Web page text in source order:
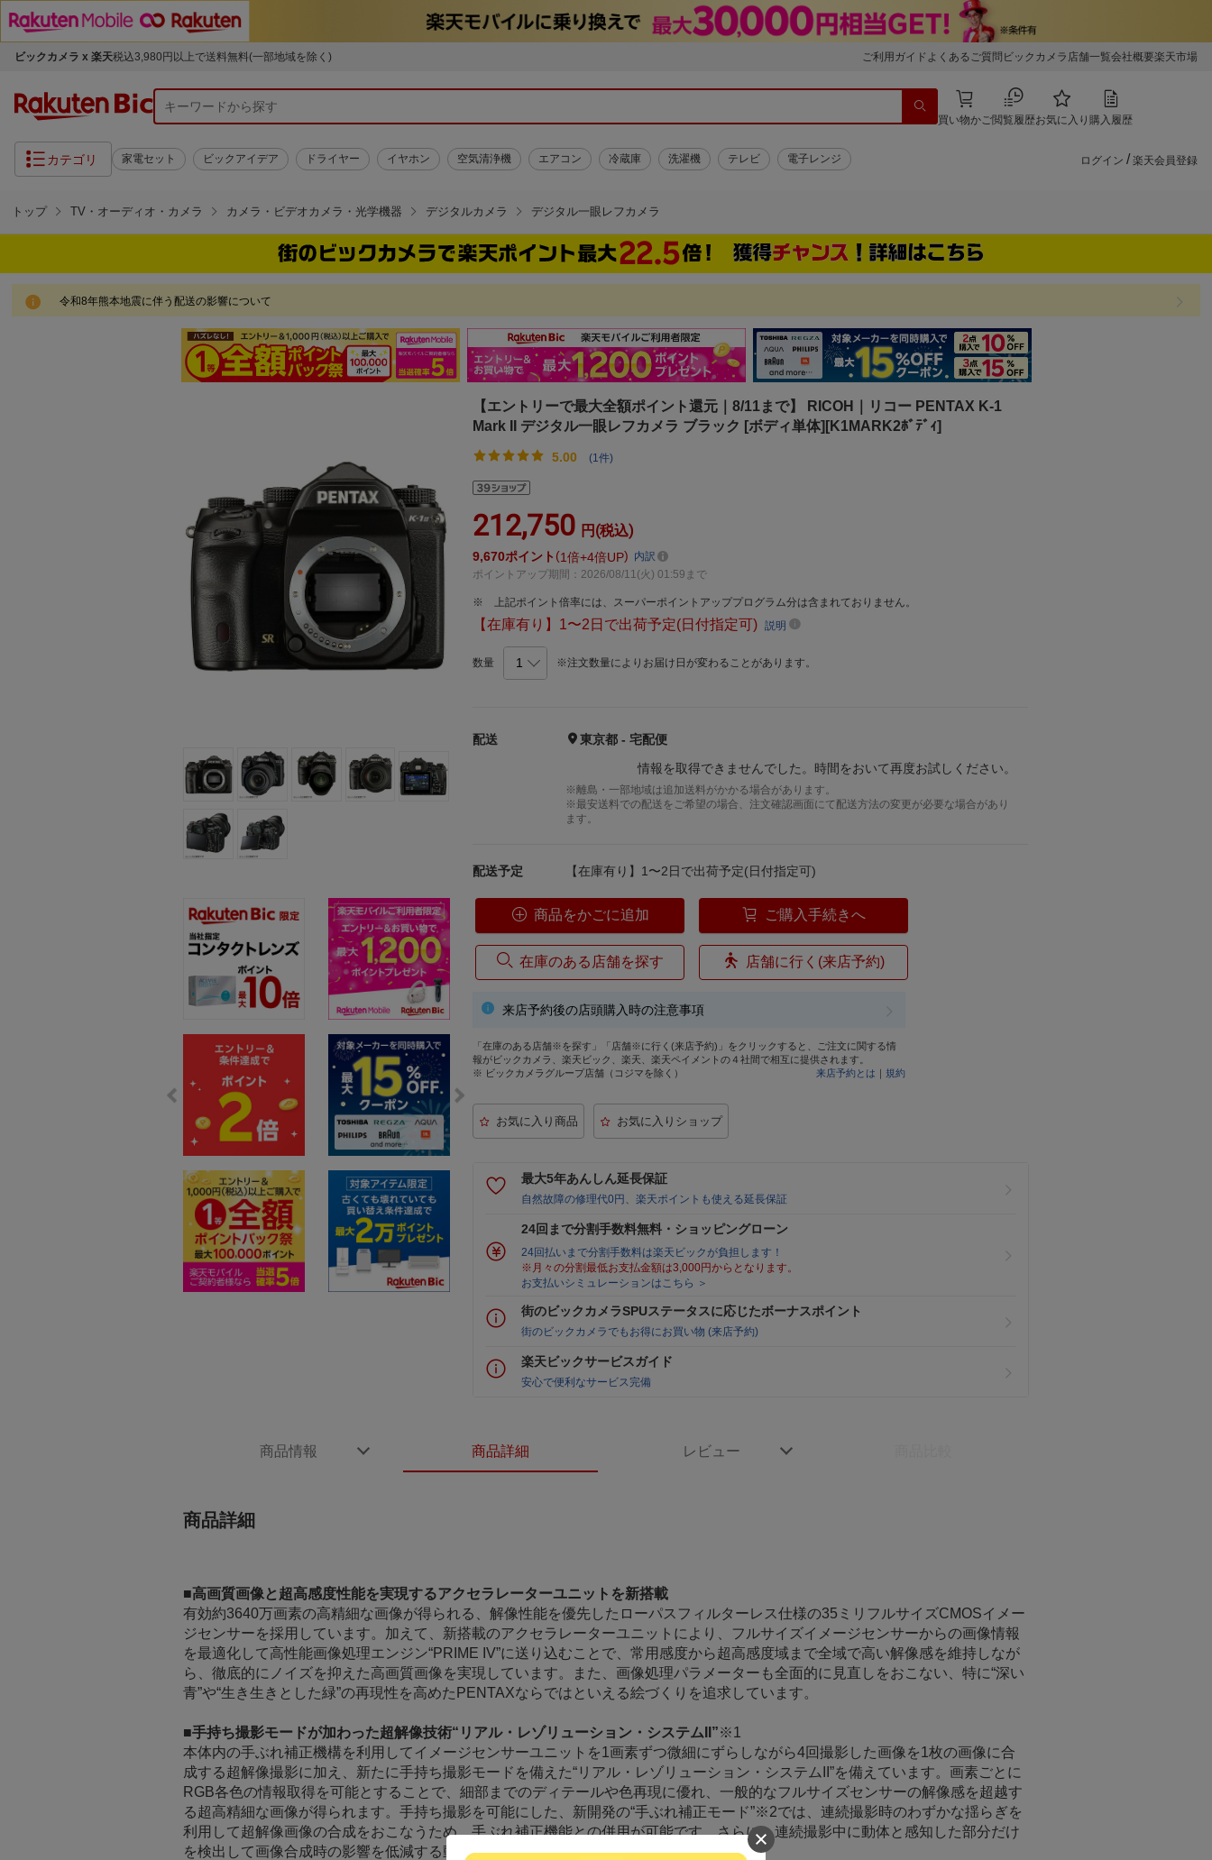
ビックカメラ x 楽天税込3,980円以上で送料無料(一部地域を除く) ご利用ガイド よくあるご質問 ビックカメラ店舗一覧会社概要楽天市場
買い物かご閲覧履歴お気に入り 購入履歴
カテゴリ 家電セット ビックアイデア ドライヤー イヤホン 空気清浄機 エアコン 冷蔵庫 洗濯機 テレビ 電子レンジ ログイン / 楽天会員登録
トップ TV・オーディオ・カメラ カメラ・ビデオカメラ・光学機器 デジタルカメラ デジタル一眼レフカメラ
令和8年熊本地震に伴う配送の影響について
【エントリーで最大全額ポイント還元｜8/11まで】 RICOH｜リコー PENTAX K-1
Mark II デジタル一眼レフカメラ ブラック [ボディ単体][K1MARK2ﾎﾞﾃﾞｨ]
5.00 (1件)
212,750 円(税込)
9,670ポイント 1倍 4倍UP
内訳
ポイントアップ期間：2026/08/11(火) 01:59まで
上記ポイント倍率には、スーパーポイントアッププログラム分は含まれておりません。
【在庫有り】1〜2日で出荷予定(日付指定可)説明
数量 ※注文数量によりお届け日が変わることがあります。
配送
東京都 - 宅配便
情報を取得できませんでした。時間をおいて再度お試しください。
※離島・一部地域は追加送料がかかる場合があります。
※最安送料での配送をご希望の場合、注文確認画面にて配送方法の変更が必要な場合があり
ます。
配送予定 【在庫有り】1〜2日で出荷予定(日付指定可)
商品をかごに追加 ご購入手続きへ
在庫のある店舗を探す 店舗に行く(来店予約)
来店予約後の店頭購入時の注意事項
「在庫のある店舗※を探す」「店舗※に行く(来店予約)」をクリックすると、ご注文に関する情
報がビックカメラ、楽天ビック、楽天、楽天ペイメントの４社間で相互に提供されます。
※ ビックカメラグループ店舗（コジマを除く）
来店予約とは ｜ 規約
最大5年あんしん延長保証
自然故障の修理代0円、楽天ポイントも使える延長保証
24回まで分割手数料無料・ショッピングローン
24回払いまで分割手数料は楽天ビックが負担します！
※月々の分割最低お支払金額は3,000円からとなります。
お支払いシミュレーションはこちら ＞
街のビックカメラSPUステータスに応じたボーナスポイント
街のビックカメラでもお得にお買い物 (来店予約)
楽天ビックサービスガイド
安心で便利なサービス完備
商品情報 商品詳細 レビュー
商品詳細
■高画質画像と超高感度性能を実現するアクセラレーターユニットを新搭載
有効約3640万画素の高精細な画像が得られる、解像性能を優先したローパスフィルターレス仕様の35ミリフルサイズCMOSイメー
ジセンサーを採用しています。加えて、新搭載のアクセラレーターユニットにより、フルサイズイメージセンサーからの画像情報
を最適化して高性能画像処理エンジン“PRIME IV”に送り込むことで、常用感度から超高感度域まで全域で高い解像感を維持しなが
ら、徹底的にノイズを抑えた高画質画像を実現しています。また、画像処理パラメーターも全面的に見直しをおこない、特に“深い
青”や“生き生きとした緑”の再現性を高めたPENTAXならではといえる絵づくりを追求しています。
■手持ち撮影モードが加わった超解像技術“リアル・レゾリューション・システムII”※1
本体内の手ぶれ補正機構を利用してイメージセンサーユニットを1画素ずつ微細にずらしながら4回撮影した画像を1枚の画像に合
成する超解像撮影に加え、新たに手持ち撮影モードを備えた“リアル・レゾリューション・システムII”を備えています。画素ごとに
RGB各色の情報取得を可能とすることで、細部までのディテールや色再現に優れ、一般的なフルサイズセンサーの解像感を超越す
る超高精細な画像が得られます。手持ち撮影を可能にした、新開発の“手ぶれ補正モード”※2では、連続撮影時のわずかな揺らぎを
利用して超解像画像の合成をおこなうため、手ぶれ補正機能との併用が可能です。さらに、連続撮影中に動体と感知した部分だけ
を検出して画像合成時の影響を低減する動体補正※3のオン・オフ機能も備えています。